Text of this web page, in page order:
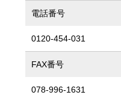
電話番号
0120-454-031
FAX番号
078-996-1631